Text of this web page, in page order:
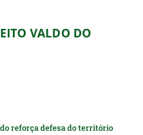
VALDO DO
reforça defesa do território